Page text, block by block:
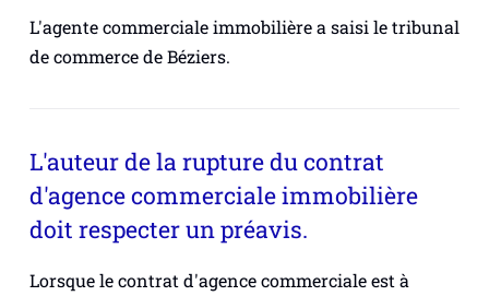
L'agente commerciale immobilière a saisi le tribunal
de commerce de Béziers.
L'auteur de la rupture du contrat
d'agence commerciale immobilière
doit respecter un préavis.
Lorsque le contrat d'agence commerciale est à